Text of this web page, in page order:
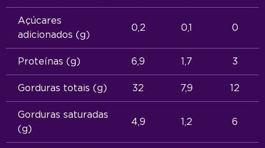
Açúcares
adicionados (g)
0,2 0,1 0
Proteínas (g) 6,9 1,7 3
Gorduras totais (g) 32 7,9 12
Gorduras saturadas
(g)
4,9 1,2 6